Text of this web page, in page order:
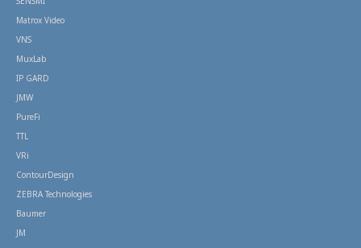
Matrox Video
VNS
MuxLab
IP GARD
JMW
PureFi
TTL
VRi
ContourDesign
ZEBRA Technologies
Baumer
JM